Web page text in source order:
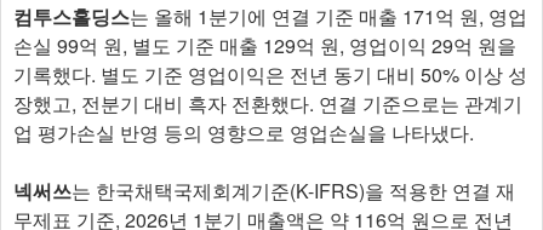
컴투스홀딩스는 올해 1분기에 연결 기준 매출 171억 원, 영업
손실 99억 원, 별도 기준 매출 129억 원, 영업이익 29억 원을
기록했다. 별도 기준 영업이익은 전년 동기 대비 50% 이상 성
장했고, 전분기 대비 흑자 전환했다. 연결 기준으로는 관계기
업 평가손실 반영 등의 영향으로 영업손실을 나타냈다.
넥써쓰는 한국채택국제회계기준(K-IFRS)을 적용한 연결 재
무제표 기준, 2026년 1분기 매출액은 약 116억 원으로 전년